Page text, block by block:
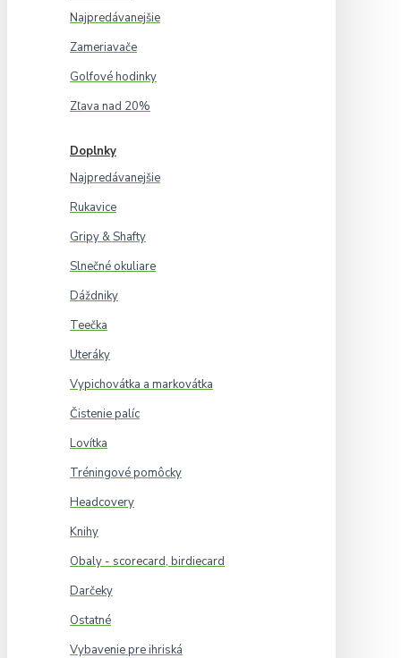
Najpredávanejšie
Zameriavače
Golfové hodinky
Zľava nad 20%
Doplnky
Najpredávanejšie
Rukavice
Gripy & Shafty
Slnečné okuliare
Dáždniky
Teečka
Uteráky
Vypichovátka a markovátka
Čistenie palíc
Lovítka
Tréningové pomôcky
Headcovery
Knihy
Obaly - scorecard, birdiecard
Darčeky
Ostatné
Vybavenie pre ihriská